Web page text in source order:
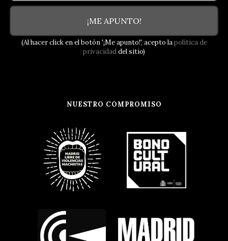
¡ME APUNTO!
(Al hacer click en el botón '¡Me apunto!', acepto lapolítica de
privacidaddel sitio)
NUESTRO COMPROMISO